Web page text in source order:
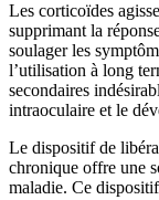
Les corticoïdes
supprimant la
soulager les
l’utilisation à long
secondaires
intraoculaire et le
Le dispositif de
chronique offre une
maladie. Ce